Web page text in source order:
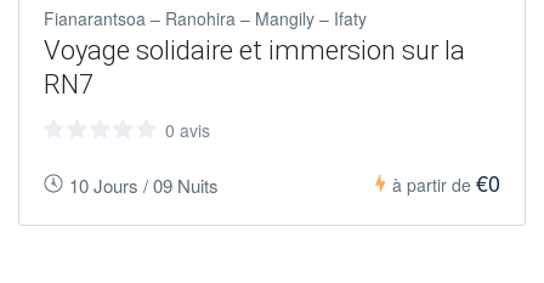
Fianarantsoa – Ranohira – Mangily – Ifaty
Voyage solidaire et immersion sur la
RN7
0 avis
10 Jours / 09 Nuits à partir de €0